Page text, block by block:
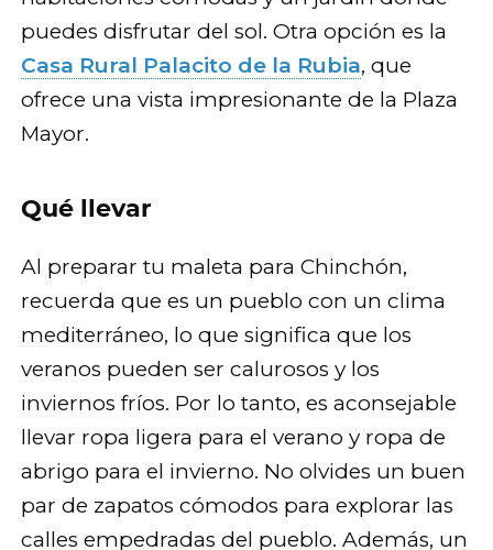
puedes disfrutar del sol. Otra opción es la
Casa Rural Palacito de la Rubia, que
ofrece una vista impresionante de la Plaza
Mayor.
Qué llevar
Al preparar tu maleta para Chinchón,
recuerda que es un pueblo con un clima
mediterráneo, lo que significa que los
veranos pueden ser calurosos y los
inviernos fríos. Por lo tanto, es aconsejable
llevar ropa ligera para el verano y ropa de
abrigo para el invierno. No olvides un buen
par de zapatos cómodos para explorar las
calles empedradas del pueblo. Además, un